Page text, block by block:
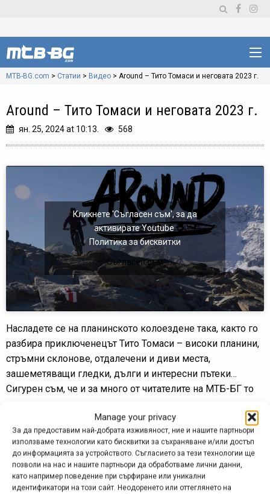
Manage your privacy
За да предоставим най-добрата изживяност, ние и нашите партньори
използваме технологии като бисквитки за съхраняване и/или достъп
до информацията за устройството. Съгласието за тези технологии ще
позволи на нас и нашите партньори да обработваме лични данни,
като например поведение при сърфиране или уникални
идентификатори на този сайт. Неодоренето или оттеглянето на
MTB-BG.com > Статии > Видео > Around – Тито Томаси и неговата 2023 г.
Around – Тито Томаси и неговата 2023 г.
ян. 25, 2024 at 10:13. 568
Кликнете 'Съгласен съм', за да
активирате Youtube
Политика за бисквитки
Съгласен съм
Насладете се на планинското колоездене така, както го
разбира приключенецът Тито Томаси – високи планини,
стръмни склонове, отдалечени и диви места,
зашеметяващи гледки, дълги и интересни пътеки…
Сигурен съм, че и за много от читателите на МТБ-БГ то
Видеото включва кадри от най-запомнящите се карания
на Тито през 2023 г. във Франция, Италия, Швейцария,
Кабо Верде, Шотландия и Перу.